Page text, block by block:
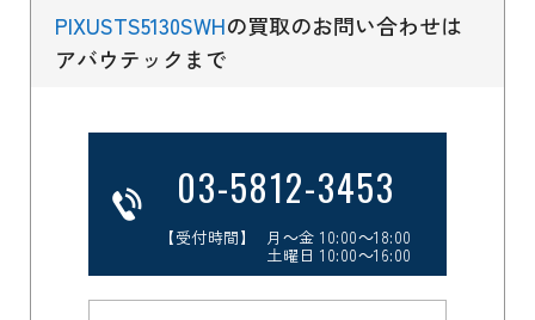
PIXUSTS5130SWHの買取のお問い合わせは
アバウテックまで
03-5812-3453
【受付時間】 月～金 10:00～18:00
土曜日 10:00～16:00